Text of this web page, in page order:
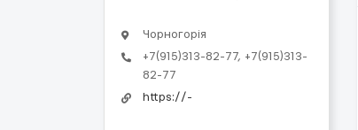
Чорногорія
+7(915)313-82-77, +7(915)313-
82-77
https://-